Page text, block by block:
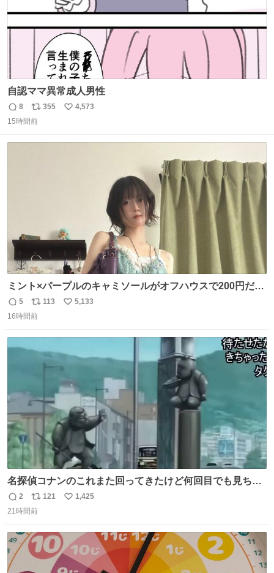
自認ママ異常成人男性
返
信
8
リ
ポ
355
い
4,573
15時間前
ミント×パープルのキャミソールがオフハウスで200円だっ
た♩
返
信
5
リ
ポ
113
い
5,133
16時間前
名探偵コナンのこれまた回ってきたけど何回目でも見ちゃ
う魔力あるのよな
返
信
2
リ
ポ
ト
数
121
い
数
1,425
21時間前